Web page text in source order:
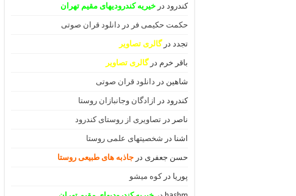
کندرود در خیریه کندرودیهای مقیم تهران
حکمت حکیمی فر در دانلود قران صوتی
تجدد درگالری تصاویر
باقر خرم درگالری تصاویر
شاهین در دانلود قران صوتی
کندرود در ازادگان وجانبازان روستا
ناصر در تصاویری از روستای کندرود
اشنا در شخصیتهای علمی روستا
حسن جعفری در جاذبه های طبیعی روستا
پوریا درکوه میشو